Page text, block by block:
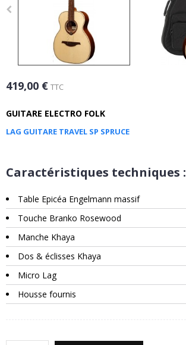
419,00 € TTC
GUITARE ELECTRO FOLK
LAG GUITARE TRAVEL SP SPRUCE
Caractéristiques techniques :
Table Epicéa Engelmann massif
Touche Branko Rosewood
Manche Khaya
Dos & éclisses Khaya
Micro Lag
Housse fournis